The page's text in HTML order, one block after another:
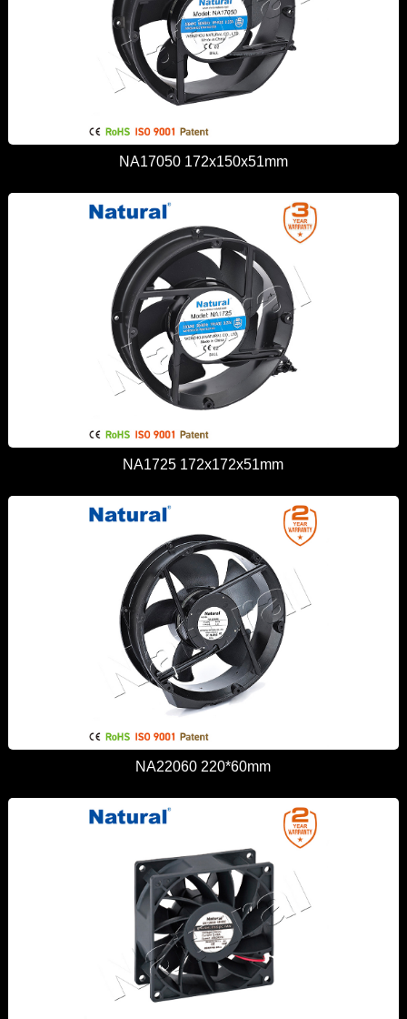
NA17050 172x150x51mm
NA1725 172x172x51mm
NA22060 220*60mm